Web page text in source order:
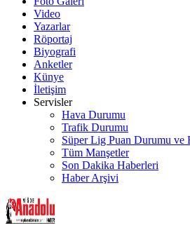
Video
Yazarlar
Röportaj
Biyografi
Anketler
Künye
İletişim
Servisler
Hava Durumu
Trafik Durumu
Süper Lig Puan Durumu ve
Tüm Manşetler
Son Dakika Haberleri
Haber Arşivi